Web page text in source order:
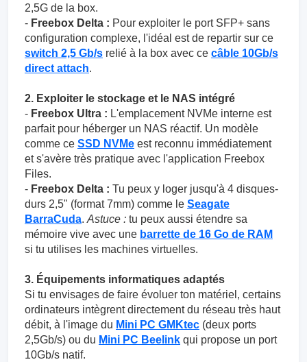
2,5G de la box.
- Freebox Delta : Pour exploiter le port SFP+ sans
configuration complexe, l'idéal est de repartir sur ce
switch 2,5 Gb/s relié à la box avec ce câble 10Gb/s
direct attach.
2. Exploiter le stockage et le NAS intégré
- Freebox Ultra : L'emplacement NVMe interne est
parfait pour héberger un NAS réactif. Un modèle
comme ce SSD NVMe est reconnu immédiatement
et s'avère très pratique avec l'application Freebox
Files.
- Freebox Delta : Tu peux y loger jusqu'à 4 disques-
durs 2,5" (format 7mm) comme le Seagate
BarraCuda. Astuce : tu peux aussi étendre sa
mémoire vive avec une barrette de 16 Go de RAM
si tu utilises les machines virtuelles.
3. Équipements informatiques adaptés
Si tu envisages de faire évoluer ton matériel, certains
ordinateurs intègrent directement du réseau très haut
débit, à l'image du Mini PC GMKtec (deux ports
2,5Gb/s) ou du Mini PC Beelink qui propose un port
10Gb/s natif.